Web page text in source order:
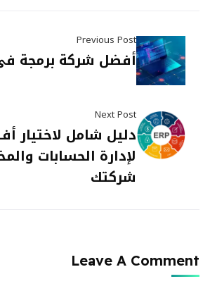
Previous Post
أفضل شركة برمجة في
Next Post
لإدارة الحسابات
شركتك
Leave A Comment